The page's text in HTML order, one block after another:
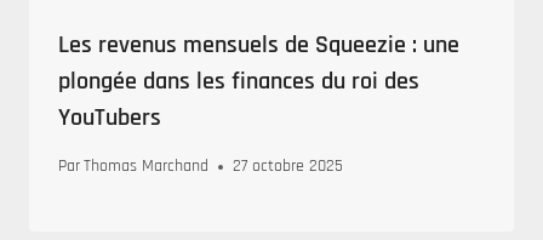
Les revenus mensuels de Squeezie : une
plongée dans les finances du roi des
YouTubers
ParThomas Marchand 27 octobre 2025